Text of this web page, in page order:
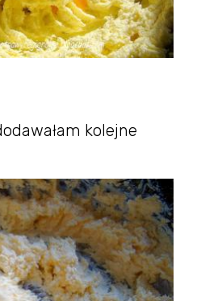
kolejne